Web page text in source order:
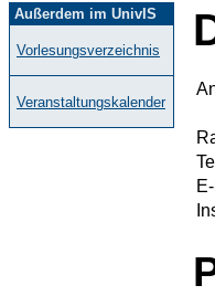
Außerdem im UnivIS
Vorlesungsverzeichnis
Veranstaltungskalender